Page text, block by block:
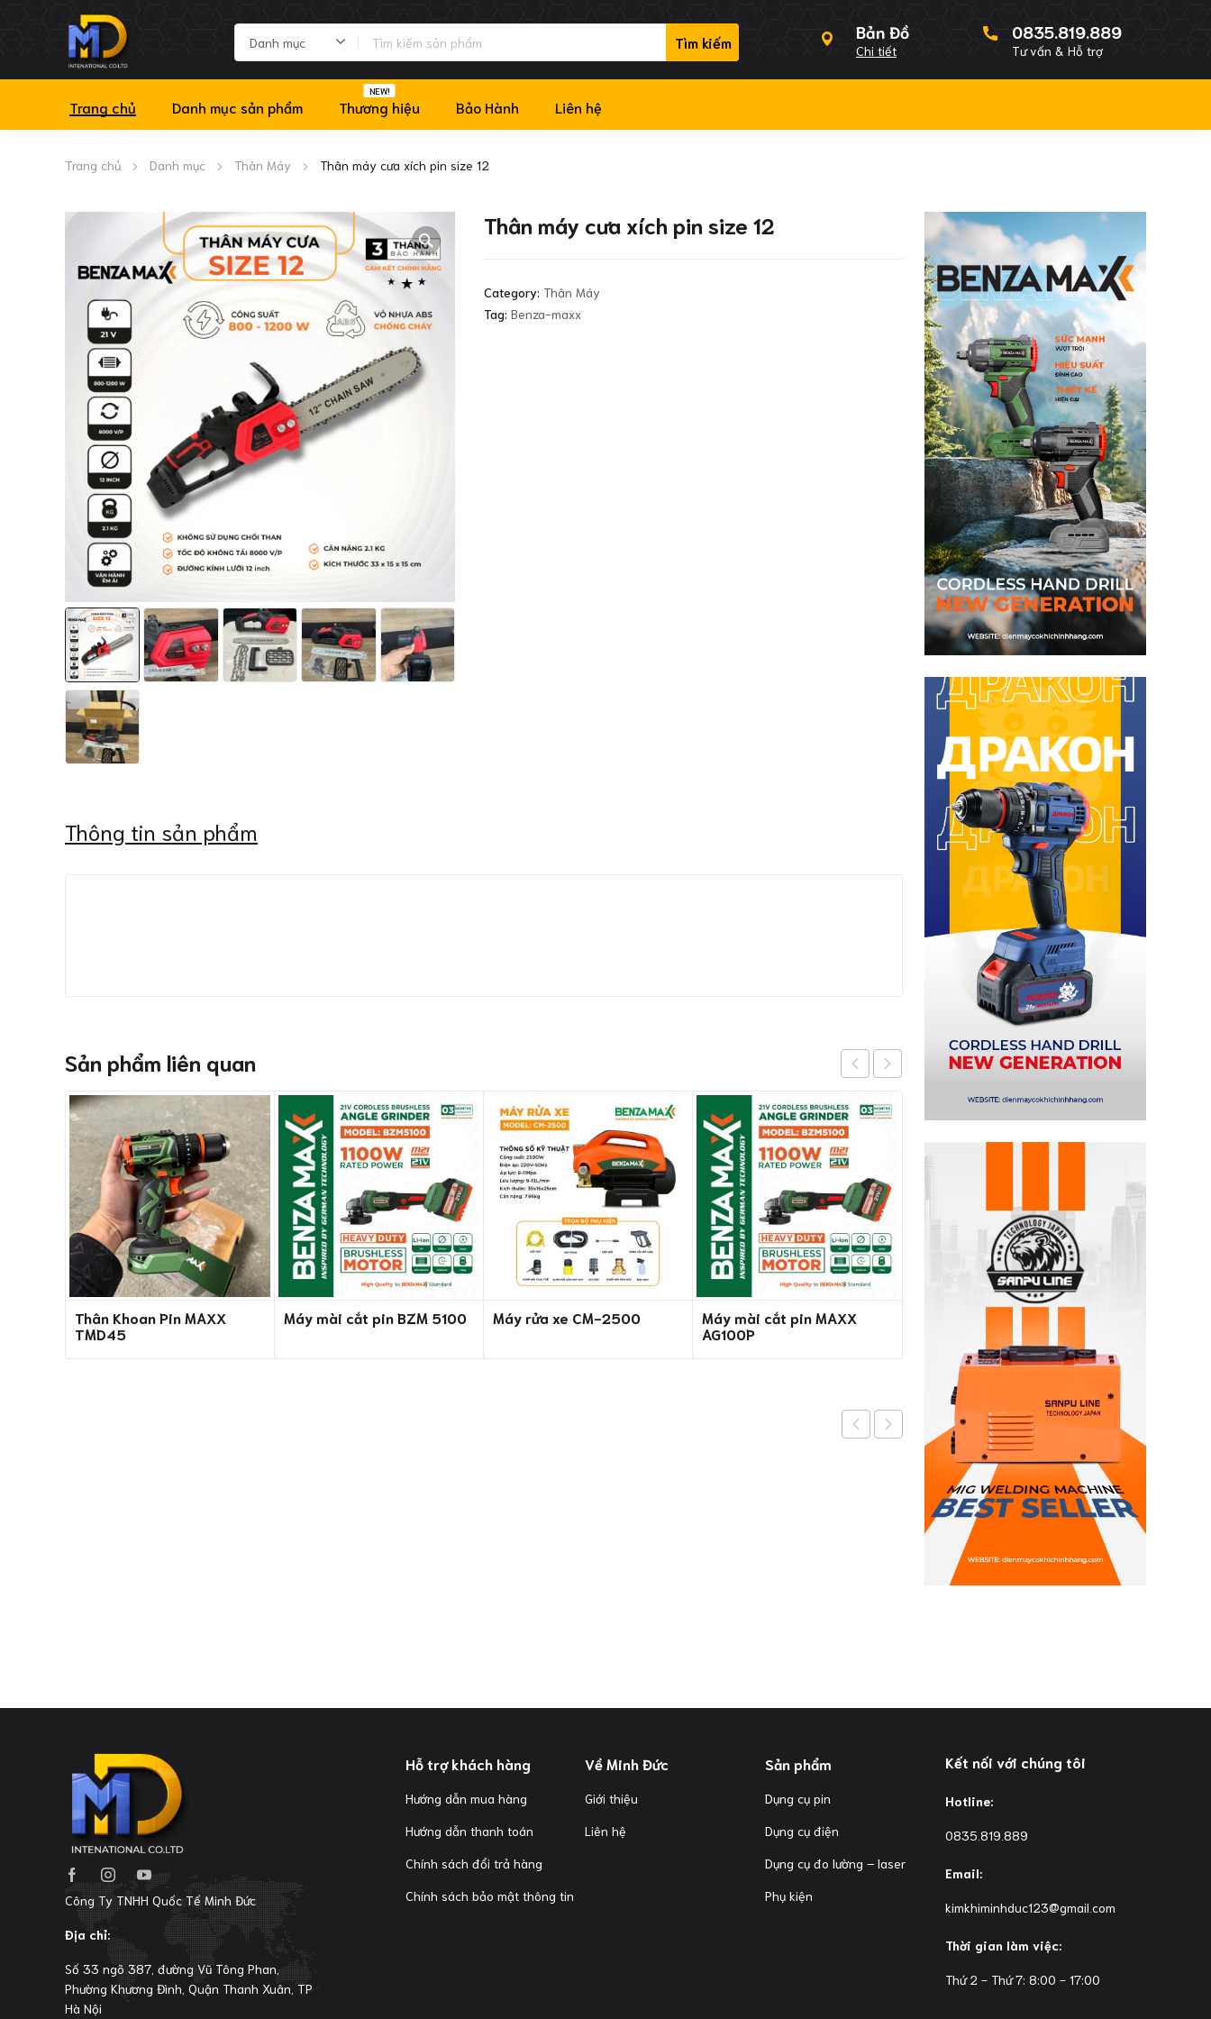
Bản Đồ
Chi tiết
0835.819.889
Tư vấn & Hỗ trợ
Trang chủ Danh mục sản phẩm Thương hiệu
NEW!
Bảo Hành Liên hệ
Trang chủ Danh mục Thân Máy Thân máy cưa xích pin size 12
Thân máy cưa xích pin size 12
Category: Thân Máy
Tag: Benza-maxx
Thông tin sản phẩm
Sản phẩm liên quan
Thân Khoan Pin MAXX
TMD45
Máy mài cắt pin BZM 5100 Máy rửa xe CM-2500
Máy mài cắt pin MAXX
AG100P
Máy cân bằng laser 5 tia
Công Ty TNHH Quốc Tế Minh Đức
Địa chỉ:
Số 33 ngõ 387, đường Vũ Tông Phan,
Phường Khương Đình, Quận Thanh Xuân, TP
Hà Nội
Hỗ trợ khách hàng
Hướng dẫn mua hàng
Hướng dẫn thanh toán
Chính sách đổi trả hàng
Chính sách bảo mật thông tin
Về Minh Đức
Giới thiệu
Liên hệ
Sản phẩm
Dụng cụ pin
Dụng cụ điện
Dụng cụ đo lường – laser
Phụ kiện
Kết nối với chúng tôi
Hotline:
0835.819.889
Email:
kimkhiminhduc123@gmail.com
Thời gian làm việc:
Thứ 2 - Thứ 7: 8:00 - 17:00